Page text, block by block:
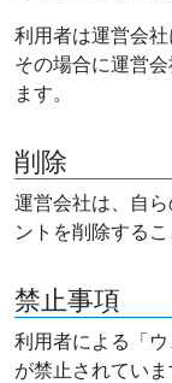
利用者は運営会社
その場合に運営
ます。
削除
運営会社は、自
ントを削除する
禁止事項
利用者による「
が禁止されていま